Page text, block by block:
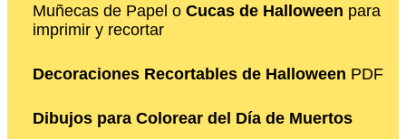
Muñecas de Papel o Cucas de Halloween para
imprimir y recortar
Decoraciones Recortables de Halloween PDF
Dibujos para Colorear del Día de Muertos